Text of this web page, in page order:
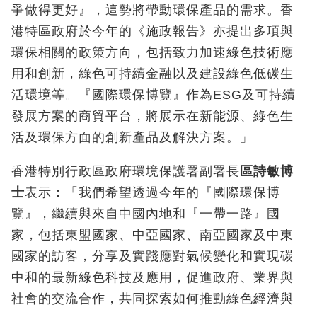
爭做得更好』，這勢將帶動環保產品的需求。香
港特區政府於今年的《施政報告》亦提出多項與
環保相關的政策方向，包括致力加速綠色技術應
用和創新，綠色可持續金融以及建設綠色低碳生
活環境等。『國際環保博覽』作為ESG及可持續
發展方案的商貿平台，將展示在新能源、綠色生
活及環保方面的創新產品及解決方案。」
香港特別行政區政府環境保護署副署長 區詩敏博
士表示：「我們希望透過今年的『國際環保博
覽』，繼續與來自中國內地和『一帶一路』國
家，包括東盟國家、中亞國家、南亞國家及中東
國家的訪客，分享及實踐應對氣候變化和實現碳
中和的最新綠色科技及應用，促進政府、業界與
社會的交流合作，共同探索如何推動綠色經濟與